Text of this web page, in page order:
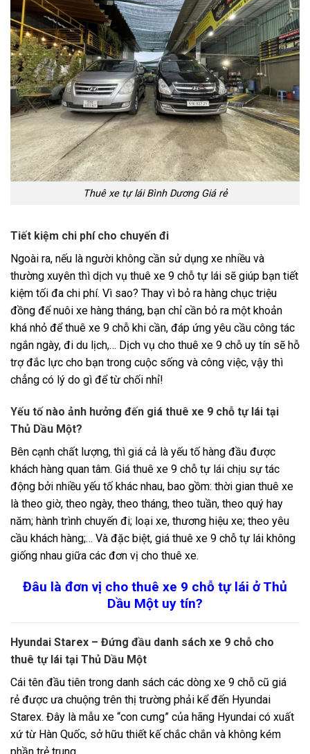
Thuê xe tự lái Bình Dương Giá rẻ
Tiết kiệm chi phí cho chuyến đi
Ngoài ra, nếu là người không cần sử dụng xe nhiều và
thường xuyên thì dịch vụ thuê xe 9 chỗ tự lái sẽ giúp bạn tiết
kiệm tối đa chi phí. Vì sao? Thay vì bỏ ra hàng chục triệu
đồng để nuôi xe hàng tháng, bạn chỉ cần bỏ ra một khoản
khá nhỏ để thuê xe 9 chỗ khi cần, đáp ứng yêu cầu công tác
ngắn ngày, đi du lịch,… Dịch vụ cho thuê xe 9 chỗ uy tín sẽ hỗ
trợ đắc lực cho bạn trong cuộc sống và công việc, vậy thì
chẳng có lý do gì để từ chối nhỉ!
Yếu tố nào ảnh hưởng đến giá thuê xe 9 chỗ tự lái tại
Thủ Dầu Một?
Bên cạnh chất lượng, thì giá cả là yếu tố hàng đầu được
khách hàng quan tâm. Giá thuê xe 9 chỗ tự lái chịu sự tác
động bởi nhiều yếu tố khác nhau, bao gồm: thời gian thuê xe
là theo giờ, theo ngày, theo tháng, theo tuần, theo quý hay
năm; hành trình chuyến đi; loại xe, thương hiệu xe; theo yêu
cầu khách hàng;… Và đặc biệt, giá thuê xe 9 chỗ tự lái không
giống nhau giữa các đơn vị cho thuê xe.
Đâu là đơn vị cho thuê xe 9 chỗ tự lái ở Thủ
Dầu Một uy tín?
Hyundai Starex – Đứng đầu danh sách xe 9 chỗ cho
thuê tự lái tại Thủ Dầu Một
Cái tên đầu tiên trong danh sách các dòng xe 9 chỗ cũ giá
rẻ được ưa chuộng trên thị trường phải kể đến Hyundai
Starex. Đây là mẫu xe “con cưng” của hãng Hyundai có xuất
xứ từ Hàn Quốc, sở hữu thiết kế chắc chắn và không kém